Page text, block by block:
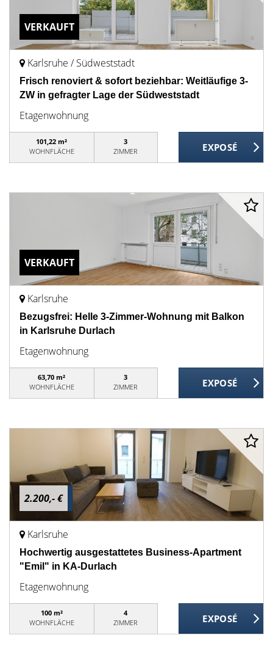
VERKAUFT
Karlsruhe / Südweststadt
Frisch renoviert & sofort beziehbar: Weitläufige 3-
ZW in gefragter Lage der Südweststadt
Etagenwohnung
101,22 m²
WOHNFLÄCHE
3
ZIMMER
VERKAUFT
Karlsruhe
Bezugsfrei: Helle 3-Zimmer-Wohnung mit Balkon
in Karlsruhe Durlach
Etagenwohnung
63,70 m²
WOHNFLÄCHE
3
ZIMMER
2.200,- €
Karlsruhe
Hochwertig ausgestattetes Business-Apartment
"Emil" in KA-Durlach
Etagenwohnung
100 m²
WOHNFLÄCHE
4
ZIMMER